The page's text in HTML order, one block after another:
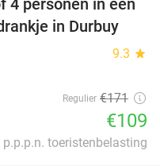
36%
in Durbuy
9.3 star
Regulier €171
€109
p.p.p.n. toeristenbelasting